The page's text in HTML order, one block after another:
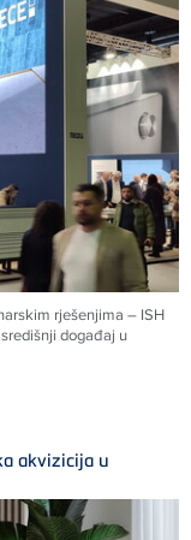
rješenjima – ISH
događaj u
akvizicija u